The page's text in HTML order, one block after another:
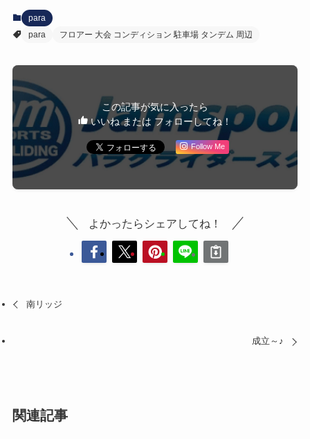
para
para
フロアー 大会 コンディション 駐車場 タンデム 周辺
この記事が気に入ったら
いいね または フォローしてね！
Follow Me
よかったらシェアしてね！
南リッジ
成立～♪
関連記事